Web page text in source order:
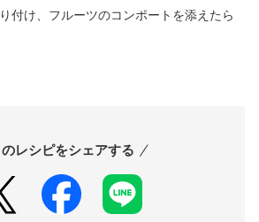
付け、フルーツのコンポートを添えたら
のレシピをシェアする